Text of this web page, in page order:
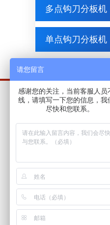
多点钩刀分板机
单点钩刀分板机
请您留言
感谢您的关注，当前客服人员
线，请填写一下您的信息，我
尽快和您联系。